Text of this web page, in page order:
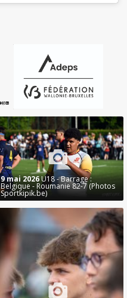
9 mai 2026U18 - Barrage :
Belgique - Roumanie 82-7 (Photos
Sportkipik.be)